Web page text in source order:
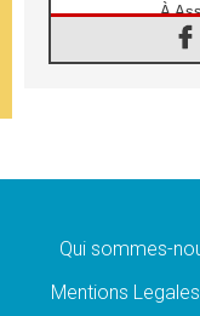
À
«les
«La
Qui sommes-
Mentions Legales